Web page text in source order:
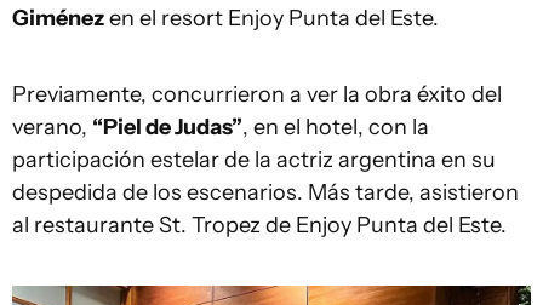
Giménezen el resort Enjoy Punta del Este.
Previamente, concurrieron a ver la obra éxito del
verano, “Piel de Judas”, en el hotel, con la
participación estelar de la actriz argentina en su
despedida de los escenarios. Más tarde, asistieron
al restaurante St. Tropez de Enjoy Punta del Este.